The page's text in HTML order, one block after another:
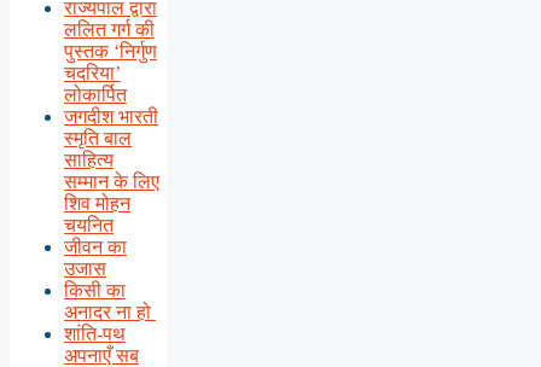
राज्यपाल द्वारा
ललित गर्ग की
पुस्तक ‘निर्गुण
चदरिया’
लोकार्पित
जगदीश भारती
स्मृति बाल
साहित्य
सम्मान के लिए
शिव मोहन
चयनित
जीवन का
उजास
किसी का
अनादर ना हो
शांति-पथ
अपनाएँ सब